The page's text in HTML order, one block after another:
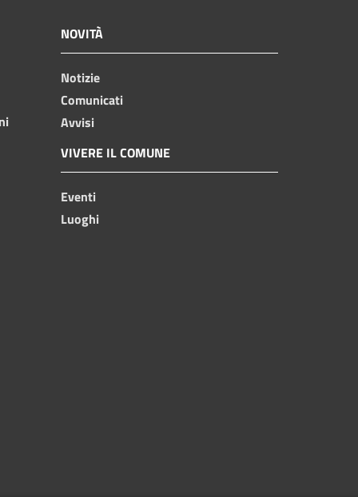
NOVITÀ
Notizie
Comunicati
Avvisi
VIVERE IL COMUNE
Eventi
Luoghi